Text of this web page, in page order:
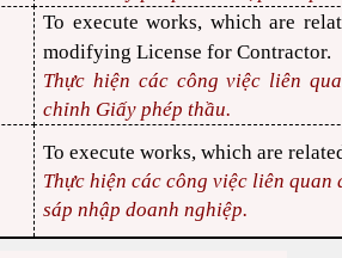
To execute works, which are
modifying License for Contractor.
Thực hiện các công việc liên
chỉnh Giấy phép thầu.
To execute works, which are
Thực hiện các công việc liên quan
sáp nhập doanh nghiệp.